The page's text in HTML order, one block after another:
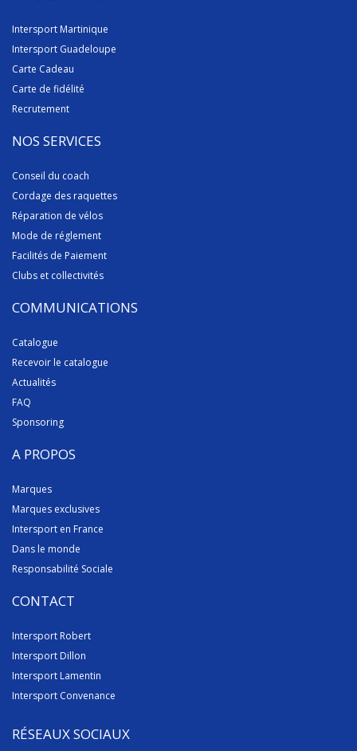
Intersport Martinique
Intersport Guadeloupe
Carte Cadeau
Carte de fidélité
Recrutement
NOS SERVICES
Conseil du coach
Cordage des raquettes
Réparation de vélos
Mode de réglement
Facilités de Paiement
Clubs et collectivités
COMMUNICATIONS
Catalogue
Recevoir le catalogue
Actualités
FAQ
Sponsoring
A PROPOS
Marques
Marques exclusives
Intersport en France
Dans le monde
Responsabilité Sociale
CONTACT
Intersport Robert
Intersport Dillon
Intersport Lamentin
Intersport Convenance
RÉSEAUX SOCIAUX